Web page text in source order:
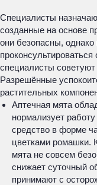
Специалисты
созданные на основе
они безопасны,
специалисты
Разрешённые
растительных
Аптечная мята
нормализует
средство в форме
цветками ромашки.
мята не совсем
снижает суточный
принимают с